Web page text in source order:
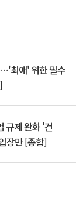
최애' 위한 필수
규제 완화 '건
장만 [종합]